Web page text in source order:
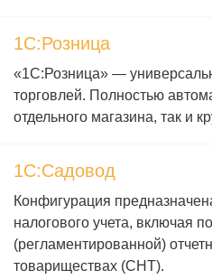
1С:Розница
«1С:Розница» —
торговлей. Полностью
отдельного магазина, так и
1С:Садовод
Конфигурация
налогового учета, включая
(регламентированной)
товариществах (СНТ).